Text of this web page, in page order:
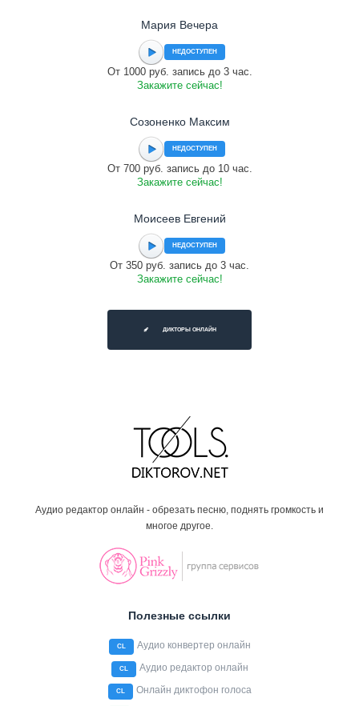
Мария Вечера
НЕДОСТУПЕН
От 1000 руб. запись до 3 час.
Закажите сейчас!
Созоненко Максим
НЕДОСТУПЕН
От 700 руб. запись до 10 час.
Закажите сейчас!
Моисеев Евгений
НЕДОСТУПЕН
От 350 руб. запись до 3 час.
Закажите сейчас!
ДИКТОРЫ ОНЛАЙН
Аудио редактор онлайн - обрезать песню, поднять громкость и
многое другое.
Полезные ссылки
CL Аудио конвертер онлайн
CL Аудио редактор онлайн
CL Онлайн диктофон голоса